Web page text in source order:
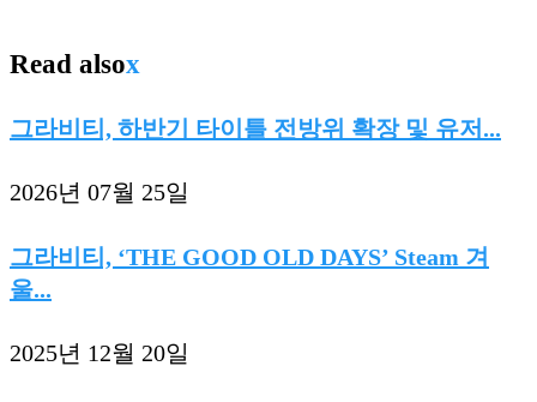
Read alsox
그라비티, 하반기 타이틀 전방위 확장 및 유저...
2026년 07월 25일
그라비티, ‘THE GOOD OLD DAYS’ Steam 겨
울...
2025년 12월 20일